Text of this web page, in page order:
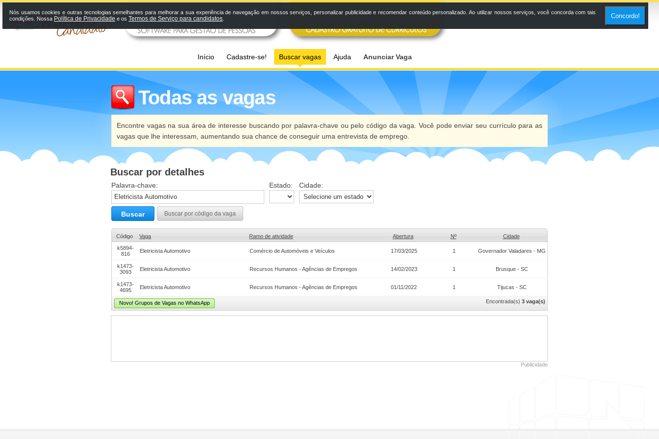
Início Cadastre-se! Buscar vagas Ajuda Anunciar Vaga
Todas as vagas
Encontre vagas na sua área de interesse buscando por palavra-chave ou pelo código da vaga. Você pode enviar seu currículo para as
vagas que lhe interessam, aumentando sua chance de conseguir uma entrevista de emprego.
Buscar por detalhes
Palavra-chave: Estado: Cidade:
Buscar Buscar por código da vaga
Código Vaga Ramo de atividade Abertura Nº
Cidade
k5894-
816
Eletricista Automotivo Comércio de Automóveis e Veículos 17/03/2025 1 Governador Valadares - MG
k1473-
3093
Eletricista Automotivo Recursos Humanos - Agências de Empregos 14/02/2023 1 Brusque - SC
k1473-
4695
Eletricista Automotivo Recursos Humanos - Agências de Empregos 01/11/2022 1 Tijucas - SC
Novo! Grupos de Vagas no WhatsApp Encontrada(s) 3 vaga(s)
Publicidade
Nós usamos cookies e outras tecnologias semelhantes para melhorar a sua experiência de navegação em nossos serviços, personalizar publicidade e recomendar conteúdo personalizado. Ao utilizar nossos serviços, você concorda com tais
condições. Nossa Política de Privacidade e os Termos de Serviço para candidatos Concordo!